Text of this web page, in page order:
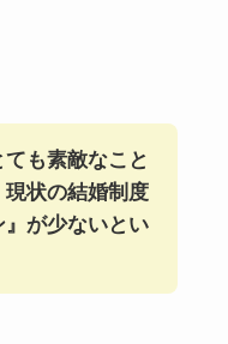
も素敵なこと
状の結婚制度
が少ないとい